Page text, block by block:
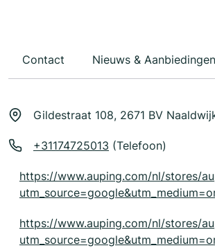
Contact Nieuws & Aanbiedingen
Gildestraat 108, 2671 BV
+31174725013 (Telefoon)
https://www.auping.com/nl/stores/
https://www.auping.com/nl/stores/